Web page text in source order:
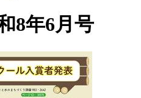
8年6月号